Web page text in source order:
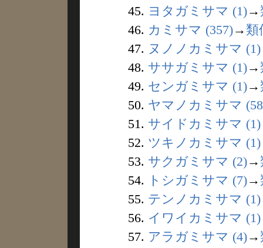
45. ヨタガミサマ (1)→
46. カミサマ (357)→ 類
47. ヌノノカミサマ (1)
48. ササガミサマ (1)→
49. センガミサマ (1)→
50. ヤマノカミサマ
51. サイドカミサマ (1)
52. ツキノカミサマ (1)
53. サクガミサマ (2)→
54.
トシガミサマ (7)→
55. テンノカミサマ (1)
56. イワイカミサマ (1)
57. アラガミサマ (4)→